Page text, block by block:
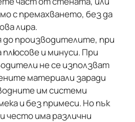
с премахването, без да
лира.
до производителите, при
плюсове и минуси. При
не се използват
материали заради
им системи
и без примеси. Но пък
често има различни